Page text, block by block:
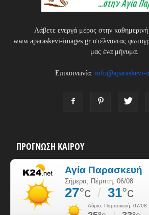
Λάβετε ενεργά μέρος στην
www.aparaskevi-images.gr στέλνοντας
μας ένα μήνυμα.
Επικοινωνία: info@aparaskevi-
ΠΡΟΓΝΩΣΗ ΚΑΙΡΟΥ